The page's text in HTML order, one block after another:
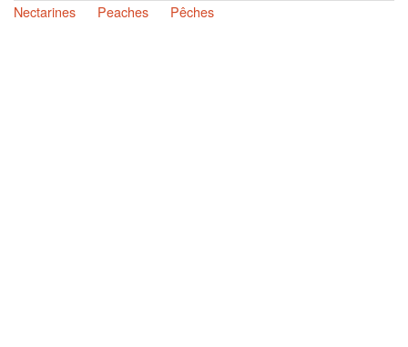
Nectarines
Peaches Pêches